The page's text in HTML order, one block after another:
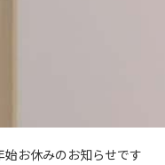
始お休みのお知らせです